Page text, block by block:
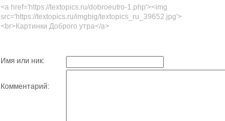
<a href='https://textopics.ru/dobroeutro-1.php'><img
src='https://textopics.ru/imgbig/textopics_ru_39652.jpg'>
<br>Картинки Доброго утра</a>
Имя или ник:
Комментарий: